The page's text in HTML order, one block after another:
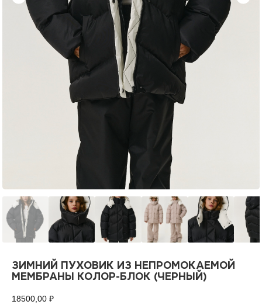
ЗИМНИЙ ПУХОВИК ИЗ НЕПРОМОКАЕМОЙ
МЕМБРАНЫ КОЛОР-БЛОК (ЧЕРНЫЙ)
18500,00 ₽